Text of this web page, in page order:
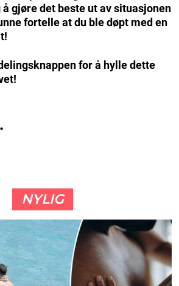
gjøre det beste ut av situasjonen
fortelle at du ble døpt med en
for å hylle dette
NYLIG